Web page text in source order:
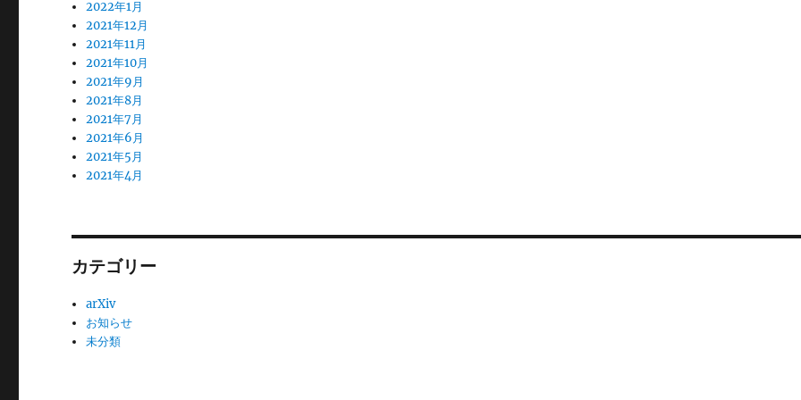
2022年1月
2021年12月
2021年11月
2021年10月
2021年9月
2021年8月
2021年7月
2021年6月
2021年5月
2021年4月
カテゴリー
arXiv
お知らせ
未分類